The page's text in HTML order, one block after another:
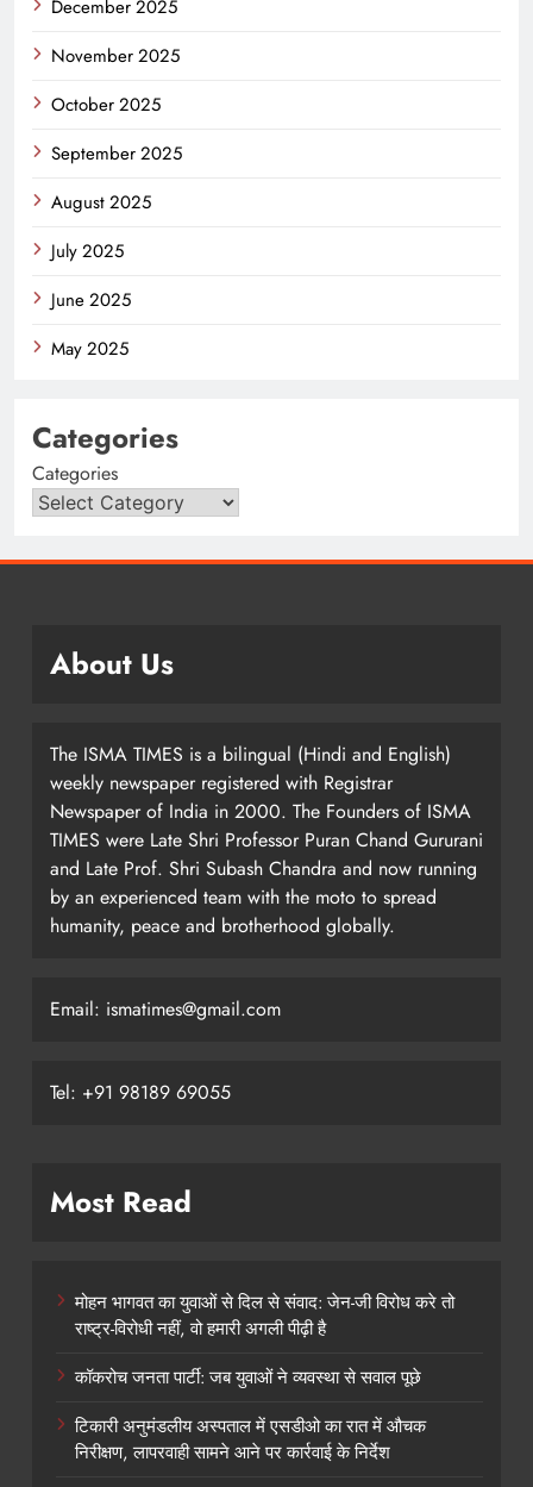
December 2025
November 2025
October 2025
September 2025
August 2025
July 2025
June 2025
May 2025
Categories
Categories
About Us
The ISMA TIMES is a bilingual (Hindi and English)
weekly newspaper registered with Registrar
Newspaper of India in 2000. The Founders of ISMA
TIMES were Late Shri Professor Puran Chand Gururani
and Late Prof. Shri Subash Chandra and now running
by an experienced team with the moto to spread
humanity, peace and brotherhood globally.
Email: ismatimes@gmail.com
Tel: +91 98189 69055
Most Read
मोहन भागवत का युवाओं से दिल से संवाद: जेन-जी विरोध करे तो
राष्ट्र-विरोधी नहीं, वो हमारी अगली पीढ़ी है
कॉकरोच जनता पार्टी: जब युवाओं ने व्यवस्था से सवाल पूछे
टिकारी अनुमंडलीय अस्पताल में एसडीओ का रात में औचक
निरीक्षण, लापरवाही सामने आने पर कार्रवाई के निर्देश